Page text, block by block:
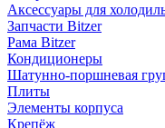
Аксессуары для
Запчасти Bitzer
Рама Bitzer
Кондиционеры
Шатунно-поршневая
Плиты
Элементы корпуса
Крепёж